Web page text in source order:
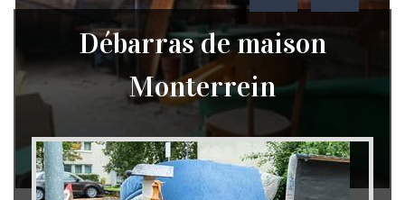
Débarras de maison
Monterrein